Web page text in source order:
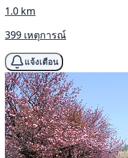
1.0 km
399 เหตุการณ์
แจ้งเตือน